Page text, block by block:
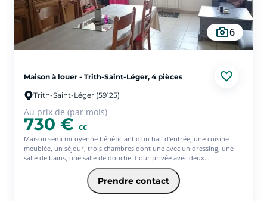
6
Maison à louer - Trith-Saint-Léger, 4 pièces
Trith-Saint-Léger (59125)
Au prix de (par mois)
730 € cc
Maison semi mitoyenne bénéficiant d'un hall d'entrée, une cuisine
meublée, un séjour, trois chambres dont une avec un dressing, une
salle de bains, une salle de douche. Cour privée avec deux
emplacements de parking. Terrasse privative. Les charges
comprennent l'entretien de copropriété. - Les informations sur les
risques auxquels ce bien est exposé sont disponibles sur le site
Géorisques : www.georisques.gouv.fr
Prendre contact